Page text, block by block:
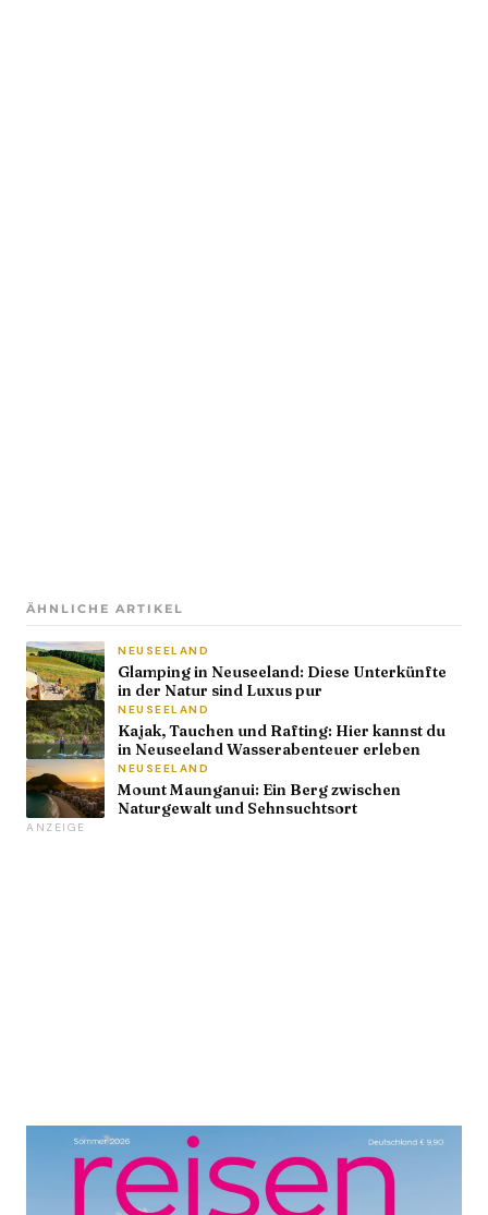
ÄHNLICHE ARTIKEL
NEUSEELAND
Glamping in Neuseeland: Diese Unterkünfte
in der Natur sind Luxus pur
NEUSEELAND
Kajak, Tauchen und Rafting: Hier kannst du
in Neuseeland Wasserabenteuer erleben
NEUSEELAND
Mount Maunganui: Ein Berg zwischen
Naturgewalt und Sehnsuchtsort
ANZEIGE